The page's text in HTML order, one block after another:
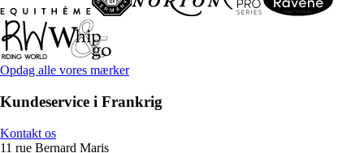
Opdag alle vores mærker
Kundeservice i Frankrig
Kontakt os
11 rue Bernard Maris